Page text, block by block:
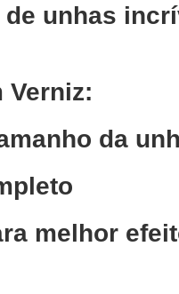
unhas
Verniz:
da
melhor